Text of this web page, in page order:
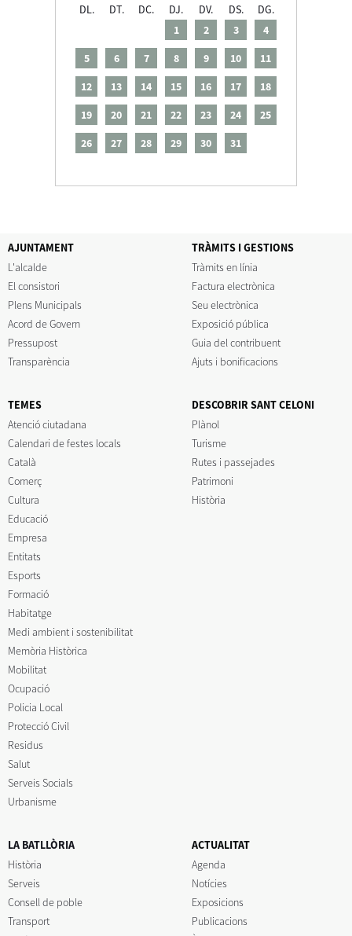
DL.
DT. DC. DJ. DV. DS.
DG.
1
2 3
4
5
6 7 8 9 10
11
12
13 14 15 16 17
18
19
20 21 22 23 24
25
26
27 28 29 30 31
AJUNTAMENT
L'alcalde
El consistori
Plens Municipals
Acord de Govern
Pressupost
Transparència
TRÀMITS I GESTIONS
Tràmits en línia
Factura electrònica
Seu electrònica
Exposició pública
Guia del contribuent
Ajuts i bonificacions
TEMES
Atenció ciutadana
Calendari de festes locals
Català
Comerç
Cultura
Educació
Empresa
Entitats
Esports
Formació
Habitatge
Medi ambient i sostenibilitat
Memòria Històrica
Mobilitat
Ocupació
Policia Local
Protecció Civil
Residus
Salut
Serveis Socials
Urbanisme
DESCOBRIR SANT CELONI
Plànol
Turisme
Rutes i passejades
Patrimoni
Història
LA BATLLÒRIA
Història
Serveis
Consell de poble
Transport
ACTUALITAT
Agenda
Notícies
Exposicions
Publicacions